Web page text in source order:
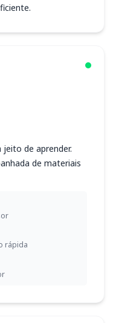
de aprender.
de materiais
rápida